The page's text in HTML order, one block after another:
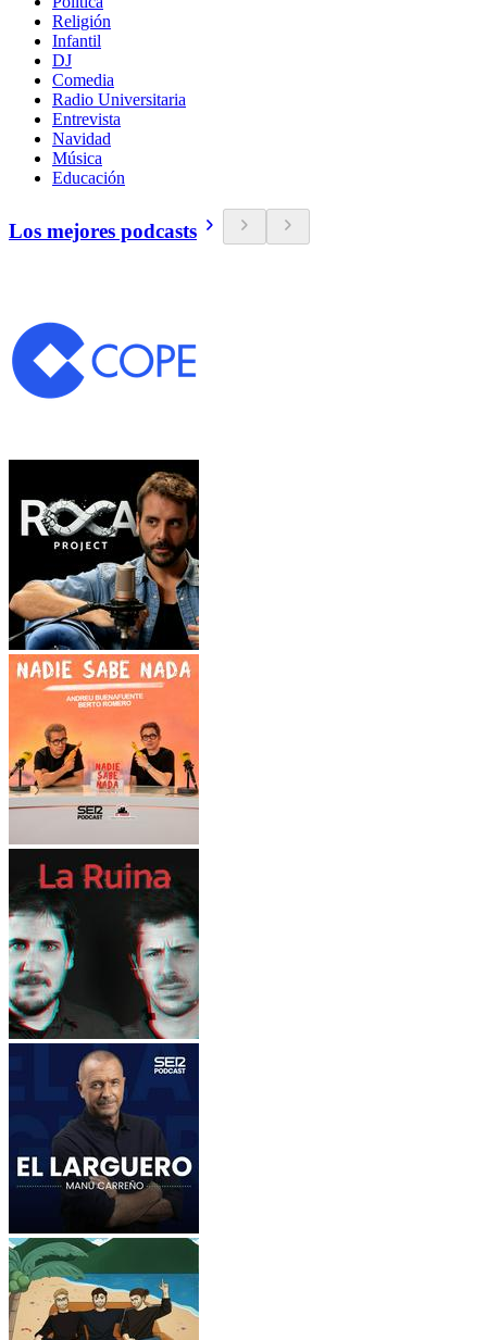
Religión
Infantil
DJ
Comedia
Radio Universitaria
Entrevista
Navidad
Música
Educación
Los mejores podcasts